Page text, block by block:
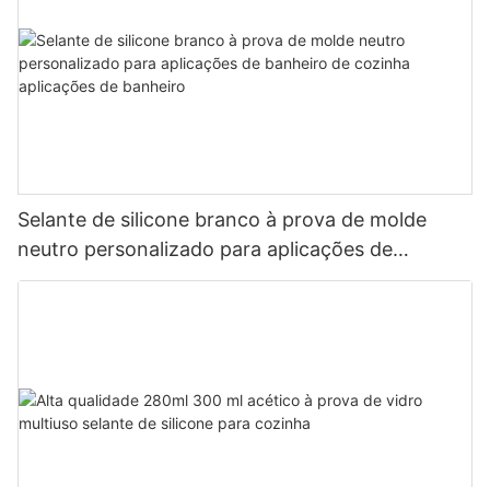
Selante de silicone branco à prova de molde
neutro personalizado para aplicações de
banheiro de cozinha aplicações de banheiro